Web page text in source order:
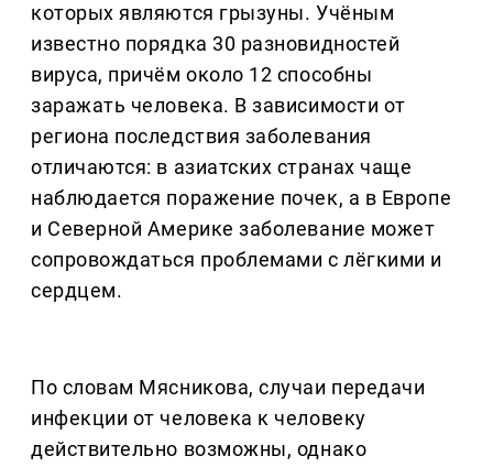
которых являются грызуны. Учёным
известно порядка 30 разновидностей
вируса, причём около 12 способны
заражать человека. В зависимости от
региона последствия заболевания
отличаются: в азиатских странах чаще
наблюдается поражение почек, а в Европе
и Северной Америке заболевание может
сопровождаться проблемами с лёгкими и
сердцем.
По словам Мясникова, случаи передачи
инфекции от человека к человеку
действительно возможны, однако